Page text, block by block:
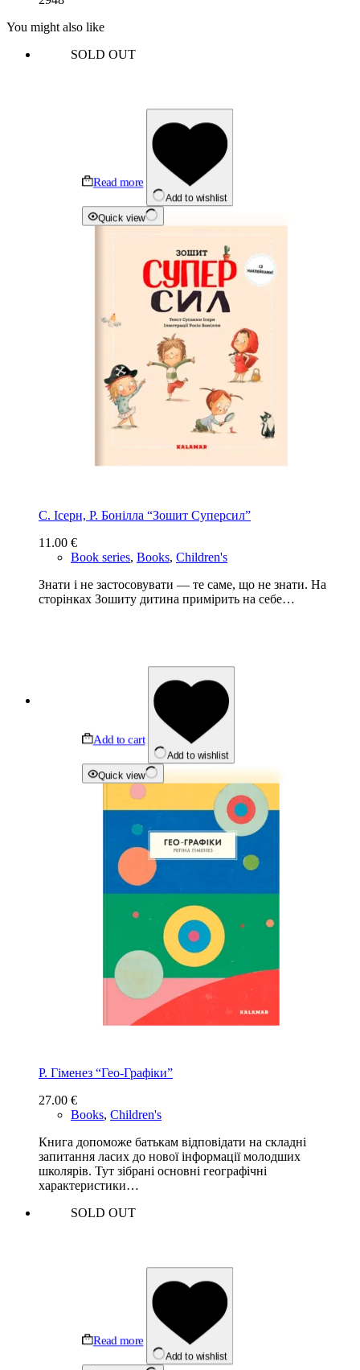
You might also like
SOLD OUT
Read more
Add to wishlist
Quick view
С. Ісерн, Р. Бонiлла “Зошит Суперсил”
11.00 €
Book series, Books, Children's
Знати і не застосовувати — те саме, що не знати. На
сторінках Зошиту дитина примірить на себе…
Add to cart
Add to wishlist
Quick view
Р. Гіменез “Гео-Графіки”
27.00 €
Books, Children's
Книга допоможе батькам відповідати на складні
запитання ласих до нової інформації молодших
школярів. Тут зібрані основні географічні
характеристики…
SOLD OUT
Read more
Add to wishlist